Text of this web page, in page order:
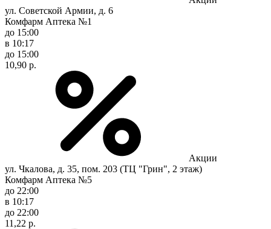
ул. Советской Армии, д. 6
Комфарм Аптека №1
до 15:00
в 10:17
до 15:00
10,90 р.
Акции
ул. Чкалова, д. 35, пом. 203 (ТЦ "Грин", 2 этаж)
Комфарм Аптека №5
до 22:00
в 10:17
до 22:00
11,22 р.